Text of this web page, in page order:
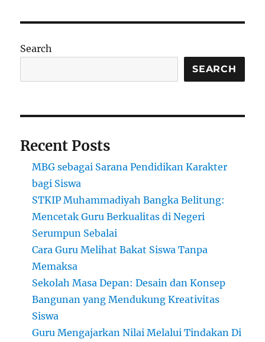
Chad
Search
SEARCH
Recent Posts
MBG sebagai Sarana Pendidikan Karakter
bagi Siswa
STKIP Muhammadiyah Bangka Belitung:
Mencetak Guru Berkualitas di Negeri
Serumpun Sebalai
Cara Guru Melihat Bakat Siswa Tanpa
Memaksa
Sekolah Masa Depan: Desain dan Konsep
Bangunan yang Mendukung Kreativitas
Siswa
Guru Mengajarkan Nilai Melalui Tindakan Di